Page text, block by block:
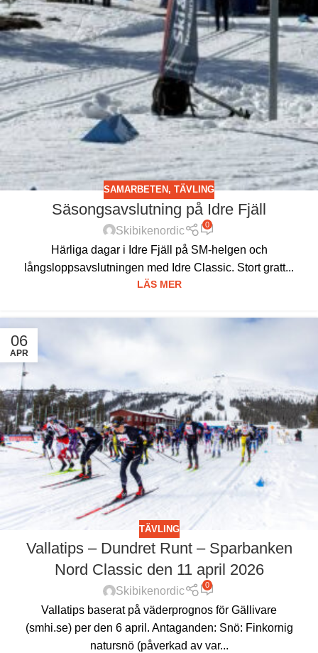
SAMARBETEN , TÄVLING
Säsongsavslutning på Idre Fjäll
Skibikenordic
0
Härliga dagar i Idre Fjäll på SM-helgen och
långsloppsavslutningen med Idre Classic. Stort gratt...
LÄS MER
06
APR
TÄVLING
Vallatips – Dundret Runt – Sparbanken
Nord Classic den 11 april 2026
Skibikenordic
0
Vallatips baserat på väderprognos för Gällivare
(smhi.se) per den 6 april. Antaganden: Snö: Finkornig
natursnö (påverkad av var...